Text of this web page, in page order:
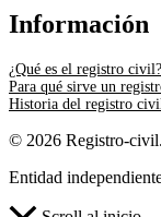
Información
¿Qué es el registro civil?
Para qué sirve un
Historia del registro civil
© 2026 Registro-
Entidad